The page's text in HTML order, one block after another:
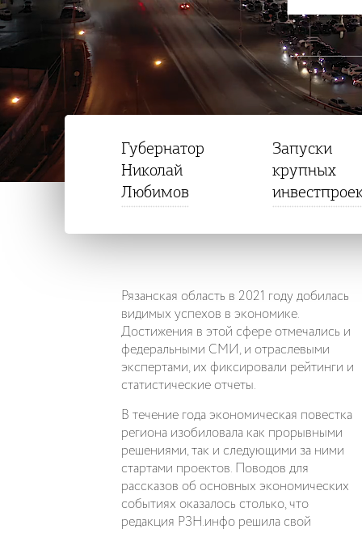
Губернатор
Николай
Любимов
Запуски
крупных
Рязанская область в 2021 году добилась
видимых успехов в экономике.
Достижения в этой сфере отмечались и
федеральными СМИ, и отраслевыми
экспертами, их фиксировали рейтинги и
статистические отчеты.
В течение года экономическая повестка
региона изобиловала как прорывными
решениями, так и следующими за ними
стартами проектов. Поводов для
рассказов об основных экономических
событиях оказалось столько, что
редакция РЗН.инфо решила свой